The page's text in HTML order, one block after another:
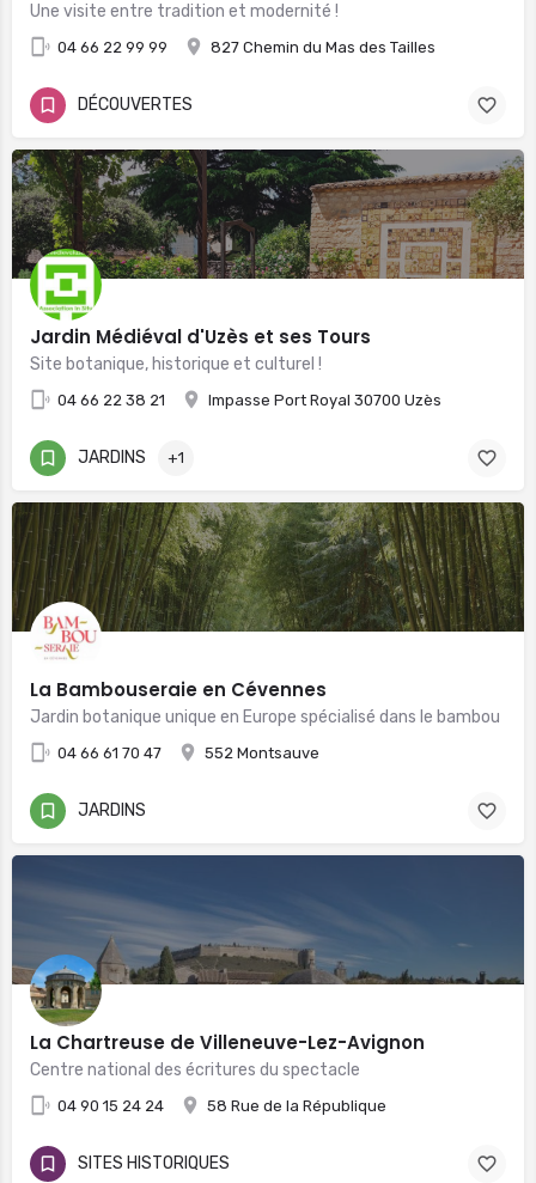
Une visite entre tradition et modernité !
04 66 22 99 99 827 Chemin du Mas des Tailles
DÉCOUVERTES
Jardin Médiéval d'Uzès et ses Tours
Site botanique, historique et culturel !
04 66 22 38 21 Impasse Port Royal 30700 Uzès
JARDINS +1
La Bambouseraie en Cévennes
Jardin botanique unique en Europe spécialisé dans le bambou
04 66 61 70 47 552 Montsauve
JARDINS
La Chartreuse de Villeneuve-Lez-Avignon
Centre national des écritures du spectacle
04 90 15 24 24 58 Rue de la République
SITES HISTORIQUES